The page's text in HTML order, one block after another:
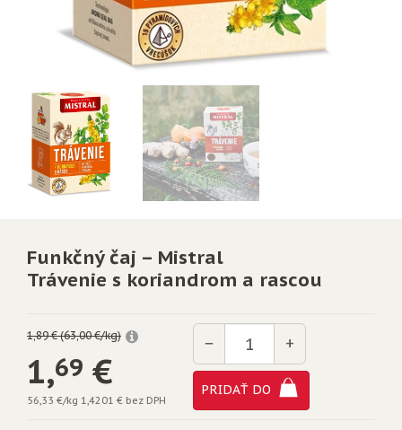
Funkčný čaj – Mistral
Trávenie s koriandrom a rascou
1,89 € (63,00 €/kg)
1,69 €
56,33 €/kg 1,4201 € bez DPH
−
Množstvo
+
PRIDAŤ DO